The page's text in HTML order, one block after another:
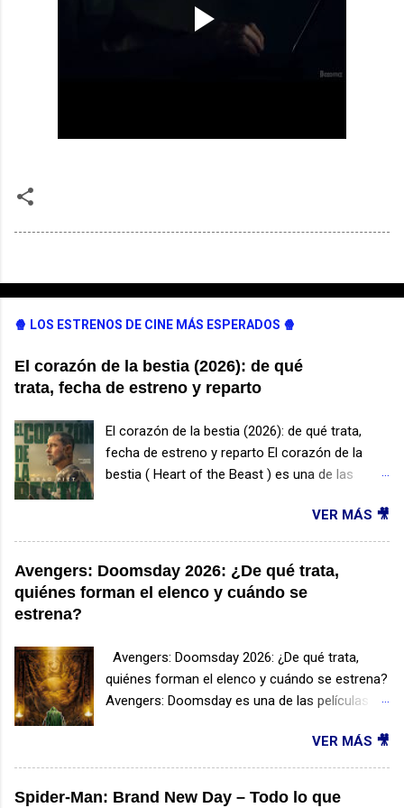
🍿 LOS ESTRENOS DE CINE MÁS ESPERADOS 🍿
El corazón de la bestia (2026): de qué
trata, fecha de estreno y reparto
El corazón de la bestia (2026): de qué trata,
fecha de estreno y reparto El corazón de la
bestia ( Heart of the Beast ) es una de las
2026. Protagonizada por Brad Pitt y dirigida por
David Ayer, esta producción promete combinar
acción, drama y una emotiva historia de
amistad entre un hombre y un perro en medio
de la naturaleza salvaje. ¿De qué trata El
Especiales que sobrevive a un accidente de
avioneta en una remota región de Alaska. Lejos
de cualquier ayuda y enfrentando temperaturas
extremas, deberá utilizar toda su experiencia
también logra sobrevivir al accidente. Juntos
VER MÁS 🎥
Avengers: Doomsday 2026: ¿De qué trata,
quiénes forman el elenco y cuándo se
estrena?
Avengers: Doomsday 2026: ¿De qué trata,
quiénes forman el elenco y cuándo se estrena?
Avengers: Doomsday es una de las películas
acontecimientos más importantes del Universo
VER MÁS 🎥
Spider-Man: Brand New Day – Todo lo que